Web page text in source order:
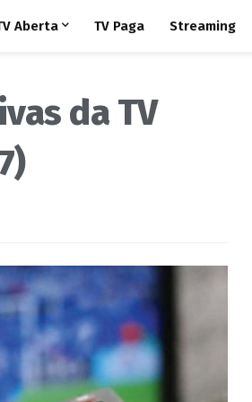
Aberta TV Paga Streaming
da TV